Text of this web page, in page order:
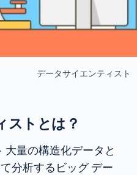
データサイエンティスト
ストとは？
大量の構造化データと
分析するビッグ デー